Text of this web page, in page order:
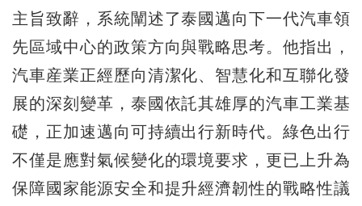
主旨致辭，系統闡述了泰國邁向下一代汽車領
先區域中心的政策方向與戰略思考。他指出，
汽車産業正經歷向清潔化、智慧化和互聯化發
展的深刻變革，泰國依託其雄厚的汽車工業基
礎，正加速邁向可持續出行新時代。綠色出行
不僅是應對氣候變化的環境要求，更已上升為
保障國家能源安全和提升經濟韌性的戰略性議